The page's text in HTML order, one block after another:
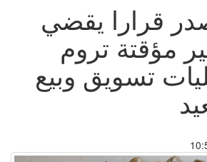
قرارا يقضي
مؤقتة تروم
تسويق وبيع